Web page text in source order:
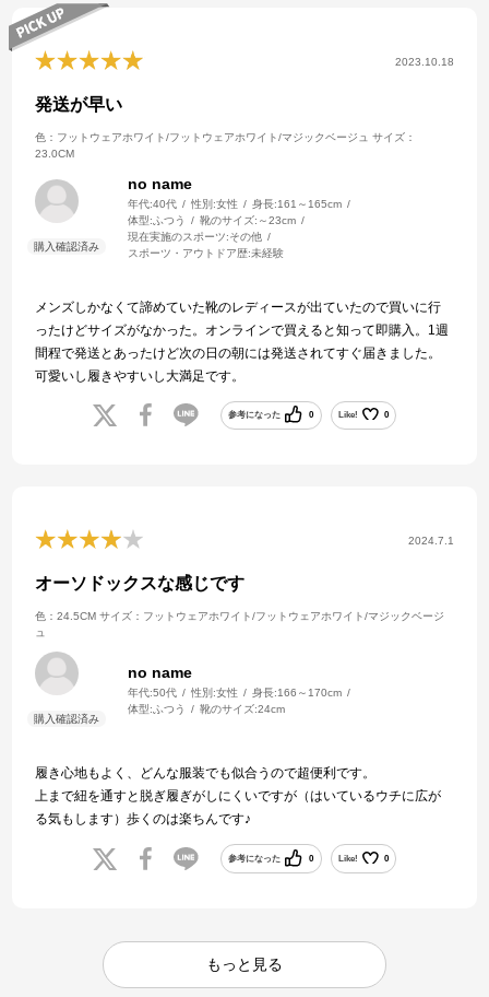
2023.10.18
発送が早い
色：フットウェアホワイト/フットウェアホワイト/マジックベージュ サイズ：
23.0CM
no name
年代:40代 性別:女性 身長:161～165cm
体型: ふつう 靴のサイズ: ～23cm
現在実施のスポーツ:その他
スポーツ・アウトドア歴:未経験
メンズしかなくて諦めていた靴のレディースが出ていたので買いに行
ったけどサイズがなかった。オンラインで買えると知って即購入。1週
間程で発送とあったけど次の日の朝には発送されてすぐ届きました。
可愛いし履きやすいし大満足です。
参考になった 0 Like! 0
2024.7.1
オーソドックスな感じです
色：24.5CM サイズ：フットウェアホワイト/フットウェアホワイト/マジックベージ
ュ
no name
年代:50代 性別:女性 身長:166～170cm
体型:ふつう 靴のサイズ:24cm
履き心地もよく、どんな服装でも似合うので超便利です。
上まで紐を通すと脱ぎ履ぎがしにくいですが（はいているウチに広が
る気もします）歩くのは楽ちんです♪
参考になった 0 Like! 0
もっと見る